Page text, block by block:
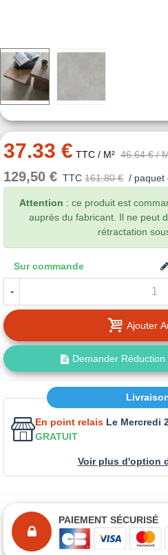
37.33 € TTC / M² 46.64 € /
129,50 € TTC 161,80 € / paquet
Attention : ce produit est
auprès du fabricant. Il ne peut
rétractation
Sur commande
-
Ajouter
Demander
En point relais Le Mercredi
GRATUIT
Voir plus d'option
PAIEMENT SÉCURISÉ